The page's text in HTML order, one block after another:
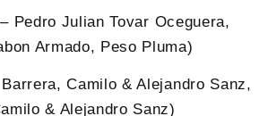
Pedro Julian Tovar Oceguera,
Armado, Peso Pluma)
Barrera, Camilo & Alejandro Sanz,
& Alejandro Sanz)